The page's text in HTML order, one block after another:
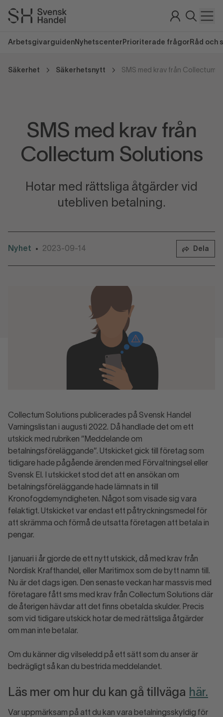
Arbetsgivarguiden Nyhetscenter Prioriterade frågor Råd och
Säkerhet Säkerhetsnytt SMS med krav från Collectum
SMS med krav från
Collectum Solutions
Hotar med rättsliga åtgärder vid
utebliven betalning.
Nyhet • 2023-09-14 Dela
Collectum Solutions publicerades på Svensk Handel
Varningslistan i augusti 2022. Då handlade det om ett
utskick med rubriken ”Meddelande om
betalningsföreläggande”. Utskicket gick till företag som
tidigare hade pågående ärenden med Förvaltningsel eller
Svensk El. I utskicket stod det att en ansökan om
betalningsföreläggande hade lämnats in till
Kronofogdemyndigheten. Något som visade sig vara
felaktigt. Utskicket var endast ett påtryckningsmedel för
att skrämma och förmå de utsatta företagen att betala in
pengar.
I januari i år gjorde de ett nytt utskick, då med krav från
Nordisk Krafthandel, eller Maritimox som de bytt namn till.
Nu är det dags igen. Den senaste veckan har massvis med
företagare fått sms med krav från Collectum Solutions där
de återigen hävdar att det finns obetalda skulder. Precis
som vid tidigare utskick hotar de med rättsliga åtgärder
om man inte betalar.
Om du känner dig vilseledd på ett sätt som du anser är
bedrägligt så kan du bestrida meddelandet.
Läs mer om hur du kan gå tillväga här.
Var uppmärksam på att du kan vara betalningsskyldig för